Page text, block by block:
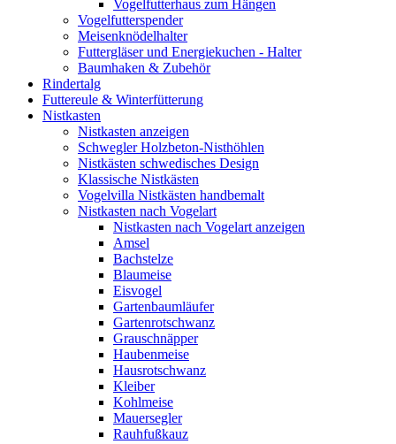
Vogelfutterhaus zum Hängen
Vogelfutterspender
Meisenknödelhalter
Futtergläser und Energiekuchen - Halter
Baumhaken & Zubehör
Rindertalg
Futtereule & Winterfütterung
Nistkasten
Nistkasten anzeigen
Schwegler Holzbeton-Nisthöhlen
Nistkästen schwedisches Design
Klassische Nistkästen
Vogelvilla Nistkästen handbemalt
Nistkasten nach Vogelart
Nistkasten nach Vogelart anzeigen
Amsel
Bachstelze
Blaumeise
Eisvogel
Gartenbaumläufer
Gartenrotschwanz
Grauschnäpper
Haubenmeise
Hausrotschwanz
Kleiber
Kohlmeise
Mauersegler
Rauhfußkauz